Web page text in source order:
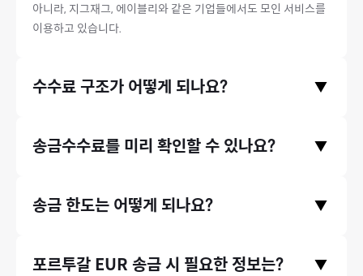
아니라, 지그재그, 에이블리와 같은 기업들에서도 모인 서비스를
이용하고 있습니다.
수수료 구조가 어떻게 되나요? ▼
직 송금기관 수수료만 받고있습니다. 따라서 송금 시 발생하는 수
송금수수료를 미리 확인할 수 있나요? ▼
송금 국가와 원하시는 송금액을 입력하고 하단에 수수료 비교 영
있습니다.
송금 한도는 어떻게 되나요? ▼
액 없이 무제한으로 송금할 수 있습니다. (단, 태국 등 일부 국가의
포르투갈 EUR 송금 시 필요한 정보는? ▼